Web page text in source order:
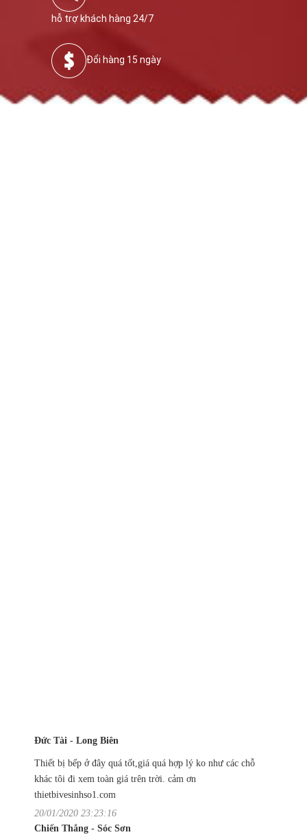
hỗ trợ khách hàng 24/7
Đổi hàng 15 ngày
Đức Tài - Long Biên
Thiết bị bếp ở đây quá tốt,giá quá hợp lý ko như các chỗ
khác tôi đi xem toàn giá trên trời. cảm ơn
thietbivesinhso1.com
20/01/2020 23:23:16
Chiến Thắng - Sóc Sơn